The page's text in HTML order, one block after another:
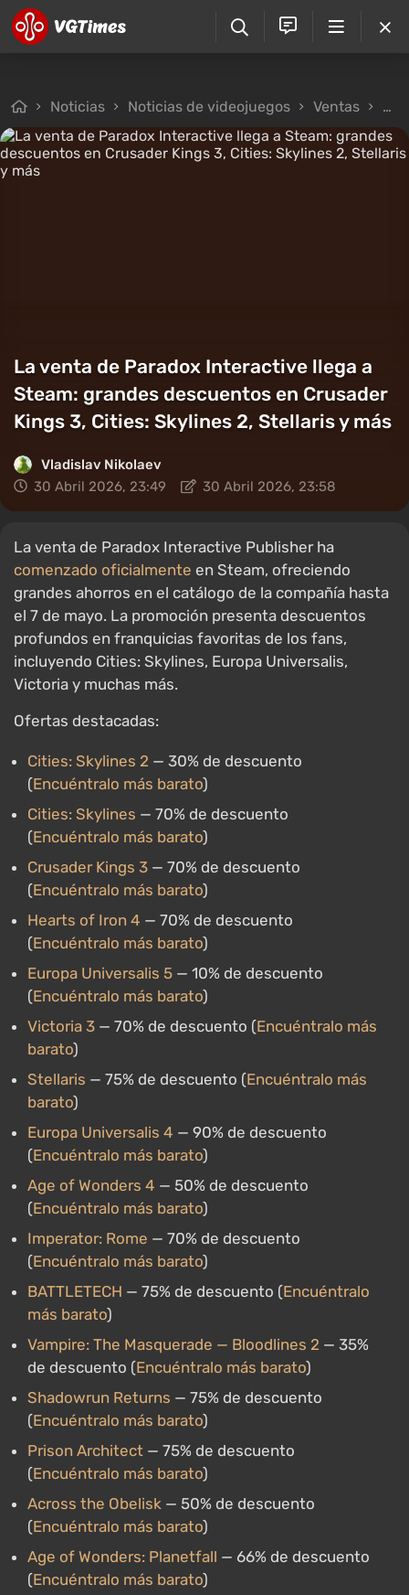
Noticias Noticias de videojuegos Ventas La
La venta de Paradox Interactive llega a
Steam: grandes descuentos en Crusader
Kings 3, Cities: Skylines 2, Stellaris y más
Vladislav Nikolaev
30 Abril 2026, 23:49
30 Abril 2026, 23:58
La venta de Paradox Interactive Publisher ha
comenzado oficialmente en Steam, ofreciendo
grandes ahorros en el catálogo de la compañía hasta
el 7 de mayo. La promoción presenta descuentos
profundos en franquicias favoritas de los fans,
incluyendo Cities: Skylines, Europa Universalis,
Victoria y muchas más.
Ofertas destacadas:
Cities: Skylines 2 — 30% de descuento
(Encuéntralo más barato)
Cities: Skylines — 70% de descuento
(Encuéntralo más barato)
Crusader Kings 3 — 70% de descuento
(Encuéntralo más barato)
Hearts of Iron 4 — 70% de descuento
(Encuéntralo más barato)
Europa Universalis 5 — 10% de descuento
(Encuéntralo más barato)
Victoria 3 — 70% de descuento (Encuéntralo más
barato)
Stellaris — 75% de descuento (Encuéntralo más
barato)
Europa Universalis 4 — 90% de descuento
(Encuéntralo más barato)
Age of Wonders 4 — 50% de descuento
(Encuéntralo más barato)
Imperator: Rome — 70% de descuento
(Encuéntralo más barato)
BATTLETECH — 75% de descuento (Encuéntralo
más barato)
Vampire: The Masquerade — Bloodlines 2 — 35%
de descuento (Encuéntralo más barato)
Shadowrun Returns — 75% de descuento
(Encuéntralo más barato)
Prison Architect — 75% de descuento
(Encuéntralo más barato)
Across the Obelisk — 50% de descuento
(Encuéntralo más barato)
Age of Wonders: Planetfall — 66% de descuento
(Encuéntralo más barato)